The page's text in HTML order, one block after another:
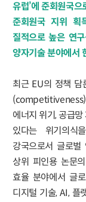
유럽’에 준회원국
준회원국 지위 획
질적으로 높은 연
양자기술 분야에서
최근 EU의 정책 담
에너지 위기, 공급
있다는 위기의
강국으로서 글로
상위 피인용 논문
효율 분야에서 글
디지털 기술, AI, 플